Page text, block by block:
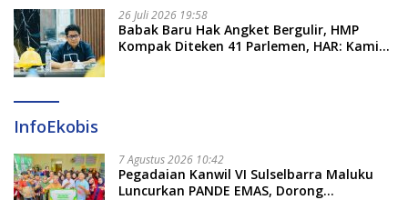
26 Juli 2026 19:58
​Babak Baru Hak Angket Bergulir, HMP
Kompak Diteken 41 Parlemen, HAR: Kami
InfoEkobis
7 Agustus 2026 10:42
Pegadaian Kanwil VI Sulselbarra Maluku
Luncurkan PANDE EMAS, Dorong